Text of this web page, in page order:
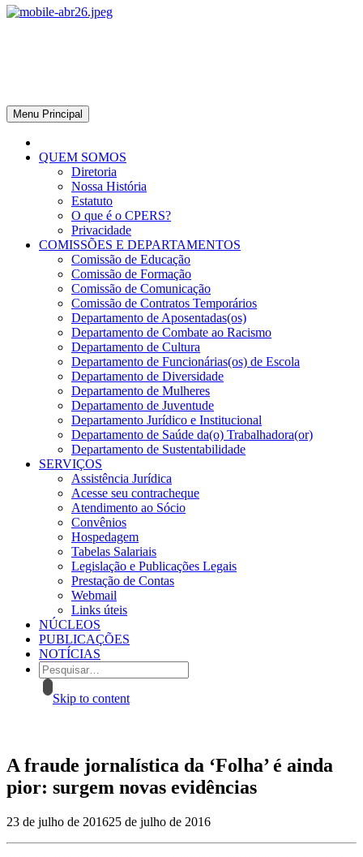
Menu Principal
QUEM SOMOS
Diretoria
Nossa História
Estatuto
O que é o CPERS?
Privacidade
COMISSÕES E DEPARTAMENTOS
Comissão de Educação
Comissão de Formação
Comissão de Comunicação
Comissão de Contratos Temporários
Departamento de Aposentadas(os)
Departamento de Combate ao Racismo
Departamento de Cultura
Departamento de Funcionárias(os) de Escola
Departamento de Diversidade
Departamento de Mulheres
Departamento de Juventude
Departamento Jurídico e Institucional
Departamento de Saúde da(o) Trabalhadora(or)
Departamento de Sustentabilidade
SERVIÇOS
Assistência Jurídica
Acesse seu contracheque
Atendimento ao Sócio
Convênios
Hospedagem
Tabelas Salariais
Legislação e Publicações Legais
Prestação de Contas
Webmail
Links úteis
NÚCLEOS
PUBLICAÇÕES
NOTÍCIAS
Skip to content
A fraude jornalística da ‘Folha’ é ainda
pior: surgem novas evidências
23 de julho de 201625 de julho de 2016